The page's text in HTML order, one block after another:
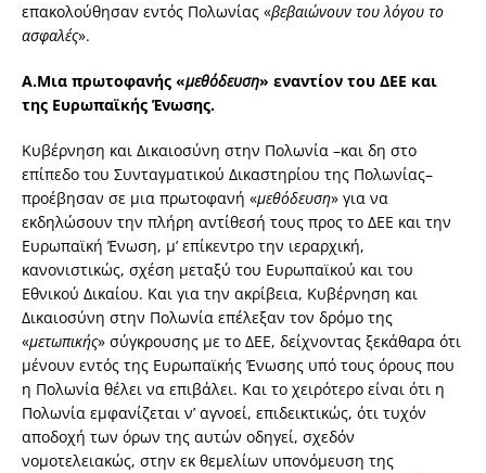
επακολούθησαν εντός Πολωνίας «βεβαιώνουν του λόγου το
ασφαλές».
Α.Μια πρωτοφανής «μεθόδευση» εναντίον του ΔΕΕ και
της Ευρωπαϊκής Ένωσης.
Κυβέρνηση και Δικαιοσύνη στην Πολωνία –και δη στο
επίπεδο του Συνταγματικού Δικαστηρίου της Πολωνίας–
προέβησαν σε μια πρωτοφανή «μεθόδευση» για να
εκδηλώσουν την πλήρη αντίθεσή τους προς το ΔΕΕ και την
Ευρωπαϊκή Ένωση, μ’ επίκεντρο την ιεραρχική,
κανονιστικώς, σχέση μεταξύ του Ευρωπαϊκού και του
Εθνικού Δικαίου. Και για την ακρίβεια, Κυβέρνηση και
Δικαιοσύνη στην Πολωνία επέλεξαν τον δρόμο της
«μετωπικής» σύγκρουσης με το ΔΕΕ, δείχνοντας ξεκάθαρα ότι
μένουν εντός της Ευρωπαϊκής Ένωσης υπό τους όρους που
η Πολωνία θέλει να επιβάλει. Και το χειρότερο είναι ότι η
Πολωνία εμφανίζεται ν’ αγνοεί, επιδεικτικώς, ότι τυχόν
αποδοχή των όρων της αυτών οδηγεί, σχεδόν
νομοτελειακώς, στην εκ θεμελίων υπονόμευση της